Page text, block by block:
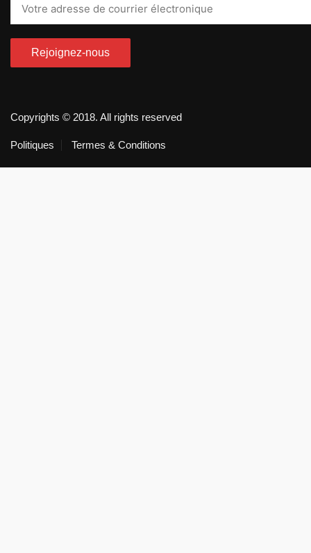
Copyrights © 2018. All rights reserved
Politiques Termes & Conditions